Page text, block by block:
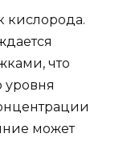
кислорода.
что
может